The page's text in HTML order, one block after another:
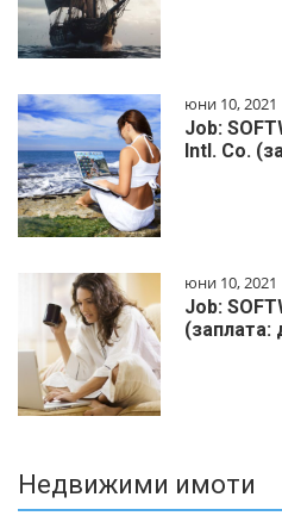
юни 10, 2021
Job:
Intl. Co.
юни 10, 2021
Job:
(заплата:
Недвижими имоти